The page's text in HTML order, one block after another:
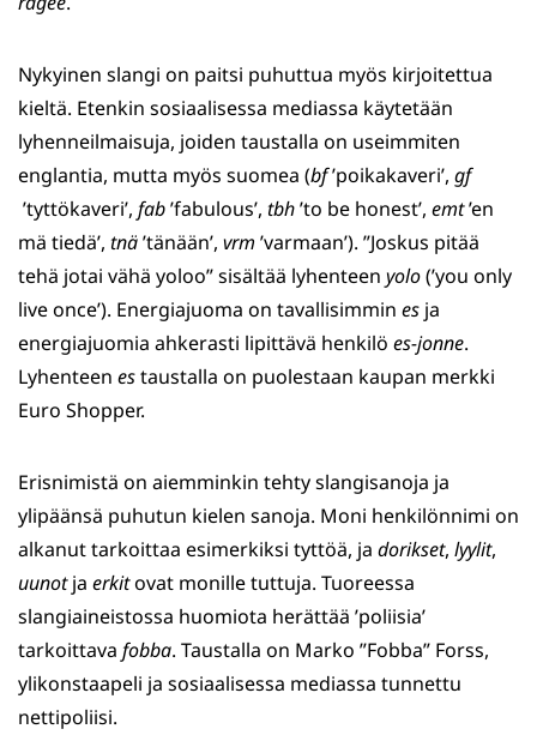
Nykyinen slangi on paitsi puhuttua myös kirjoitettua
kieltä. Etenkin sosiaalisessa mediassa käytetään
lyhenneilmaisuja, joiden taustalla on useimmiten
englantia, mutta myös suomea (bf’poikakaveri’, gf
’tyttökaveri’, fab’fabulous’, tbh’to be honest’, emt’en
mä tiedä’, tnä’tänään’, vrm ’varmaan’). ”Joskus pitää
tehä jotai vähä yoloo” sisältää lyhenteen yolo(’you only
live once’). Energiajuoma on tavallisimmin es ja
energiajuomia ahkerasti lipittävä henkilö es-jonne.
Lyhenteen estaustalla on puolestaan kaupan merkki
Euro Shopper.
Erisnimistä on aiemminkin tehty slangisanoja ja
ylipäänsä puhutun kielen sanoja. Moni henkilönnimi on
alkanut tarkoittaa esimerkiksi tyttöä, ja dorikset, lyylit,
uunotja erkitovat monille tuttuja. Tuoreessa
slangiaineistossa huomiota herättää ’poliisia’
tarkoittava fobba. Taustalla on Marko ”Fobba” Forss,
ylikonstaapeli ja sosiaalisessa mediassa tunnettu
nettipoliisi.